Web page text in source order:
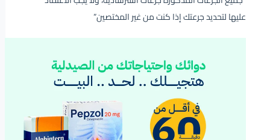
عليها لتحديد جرعتك إذا كنت من غير المختصين”